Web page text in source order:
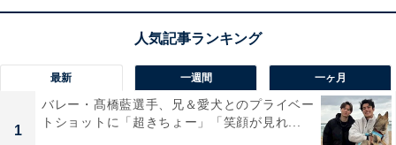
最新 一週間 一ヶ月
1
バレー・髙橋藍選手、兄＆愛犬とのプライベー
トショットに「超きちょー」「笑顔が見れ...